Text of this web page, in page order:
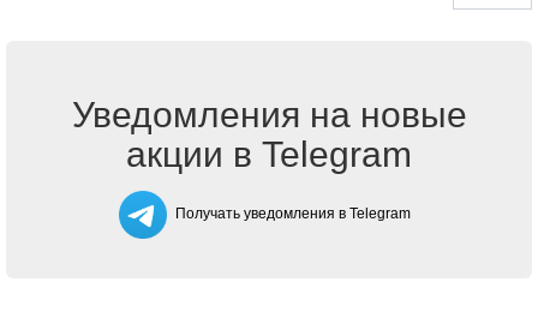
Уведомления на новые
акции в Telegram
Получать уведомления в Telegram